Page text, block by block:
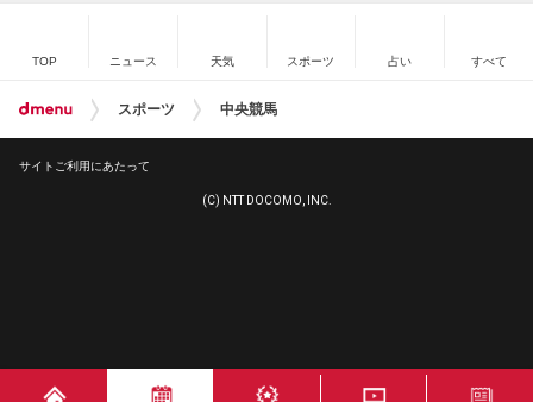
TOP ニュース 天気 スポーツ 占い すべて
スポーツ 中央競馬
サイトご利用にあたって
(C) NTT DOCOMO, INC.